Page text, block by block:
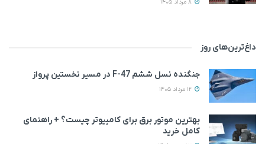
داغ‌ترین‌های روز
جنگنده نسل ششم F-47 در مسیر نخستین پرواز
بهترین موتور برق برای کامپیوتر چیست؟ + راهنمای
کامل خرید